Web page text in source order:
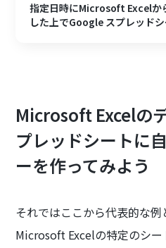
指定日時にMicrosoft Excelか
した上でGoogle スプレッド
Microsoft Excelの
プレッドシートに
ーを作ってみよう
それではここから代表的な
Microsoft Excelの特定のシー